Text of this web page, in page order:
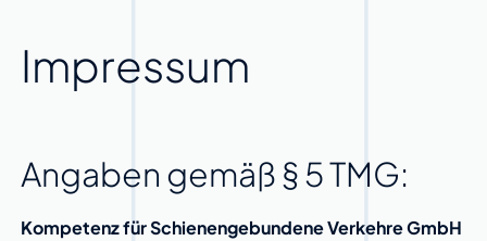
Impressum
Angaben gemäß § 5 TMG:
Kompetenz für Schienengebundene Verkehre GmbH